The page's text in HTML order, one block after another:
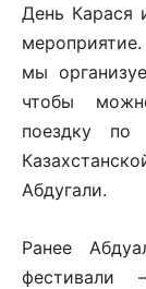
День Карася
мы
чтобы
поездку по
Абдугали.
Ранее
фестивали